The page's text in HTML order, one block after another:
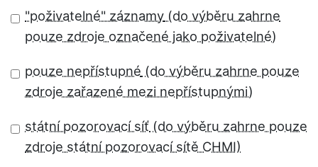
"poživatelné" záznamy
pouze nepřístupné
státní pozorovací síť